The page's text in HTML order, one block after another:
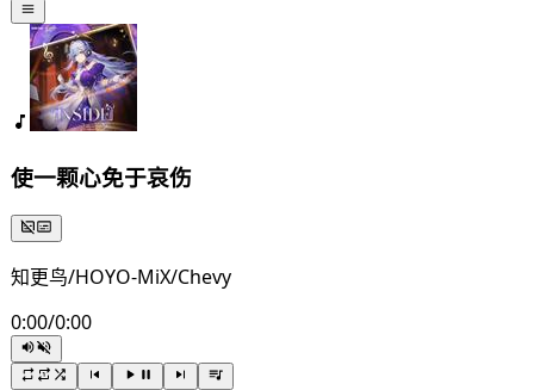
使一颗心免于哀伤
知更鸟/HOYO-MiX/Chevy
0:00/0:00